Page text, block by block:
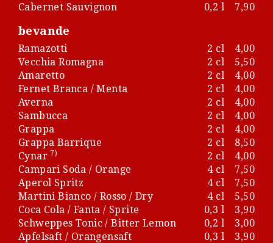
Cabernet Sauvignon
0,2 l 7,90
bevande
Ramazotti 2 cl
4,00
Vecchia Romagna
2 cl
5,50
Amaretto
2 cl
4,00
Fernet Branca / Menta
2 cl
4,00
Averna
2 cl
4,00
Sambucca
2 cl
4,00
Grappa
2 cl
4,00
Grappa Barrique
2 cl
8,50
Cynar 7) 2 cl
4,00
Campari Soda / Orange
4 cl
7,50
Aperol Spritz
4 cl
7,50
Martini Bianco / Rosso / Dry
4 cl
5,50
Coca Cola / Fanta / Sprite
0,3 l
3,90
Schweppes Tonic / Bitter Lemon
0,2 l
3,00
Apfelsaft / Orangensaft
0,3 l
3,90